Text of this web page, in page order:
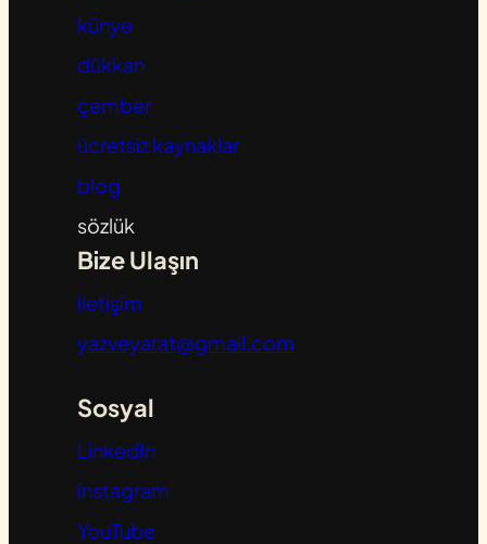
künye
dükkan
çember
ücretsiz kaynaklar
blog
sözlük
Bize Ulaşın
iletişim
yazveyarat@gmail.com
Sosyal
LinkedIn
instagram
YouTube